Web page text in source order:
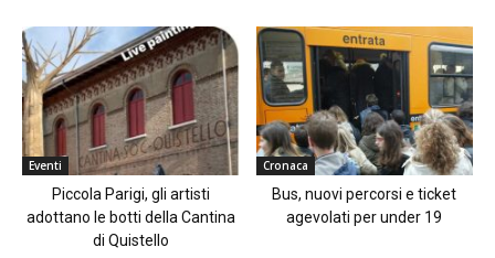
Eventi
Piccola Parigi, gli artisti
adottano le botti della Cantina
di Quistello
Cronaca
Bus, nuovi percorsi e ticket
agevolati per under 19